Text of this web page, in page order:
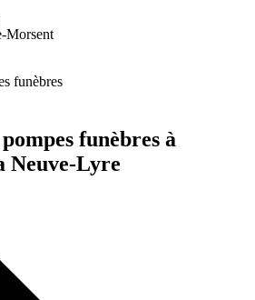
Morsent
funèbres
pompes funèbres à
Neuve-Lyre